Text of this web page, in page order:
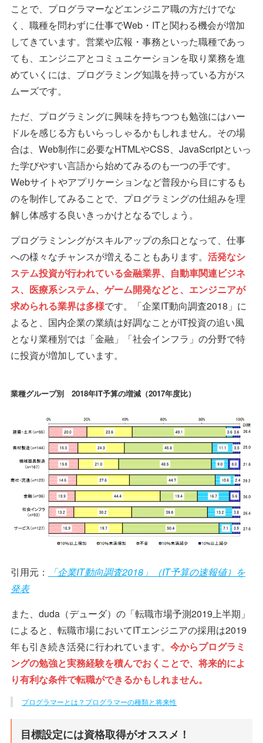
ことで、プログラマーなどエンジニア職の方だけでな
く、職種を問わずに仕事でWeb・ITと関わる機会が増加
してきています。営業や広報・事務といった職種であっ
ても、エンジニアとコミュニケーションを取り業務を進
めていくには、プログラミング知識を持っている方がス
ムーズです。
ただ、プログラミングに興味を持ちつつも勉強にはハー
ドルを感じる方もいらっしゃるかもしれません。その場
合は、Web制作に必要なHTMLやCSS、JavaScriptといっ
た学びやすい言語から始めてみるのも一つの手です。
Webサイトやアプリケーションなど普段から目にするも
のを制作してみることで、プログラミングの仕組みを理
解し体感する良いきっかけとなるでしょう。
プログラミンングがスキルアップの糸口となって、仕事
への様々なチャンスが増えることもあります。 活発なシ
ステム投資が行われている金融業界、自動車関連ビジネ
ス、医療系システム、ゲーム開発などと、エンジニアが
求められる業界は多様です。「企業IT動向調査2018」に
よると、国内企業の業績は好調なことがIT投資の追い風
となり業種別では「金融」「社会インフラ」の分野で特
に投資が増加しています。
業種グループ別 2018年IT予算の増減（2017年度比）
引用元：
「企業IT動向調査2018」（IT予算の速報値）を
発表
また、duda（デューダ）の「転職市場予測2019上半期」
によると、転職市場においてITエンジニアの採用は2019
年も引き続き活発に行われています。 今からプログラミ
ングの勉強と実務経験を積んでおくことで、将来的によ
り有利な条件で転職ができるかもしれません。
プログラマーとは？プログラマーの種類と将来性
目標設定には資格取得がオススメ！